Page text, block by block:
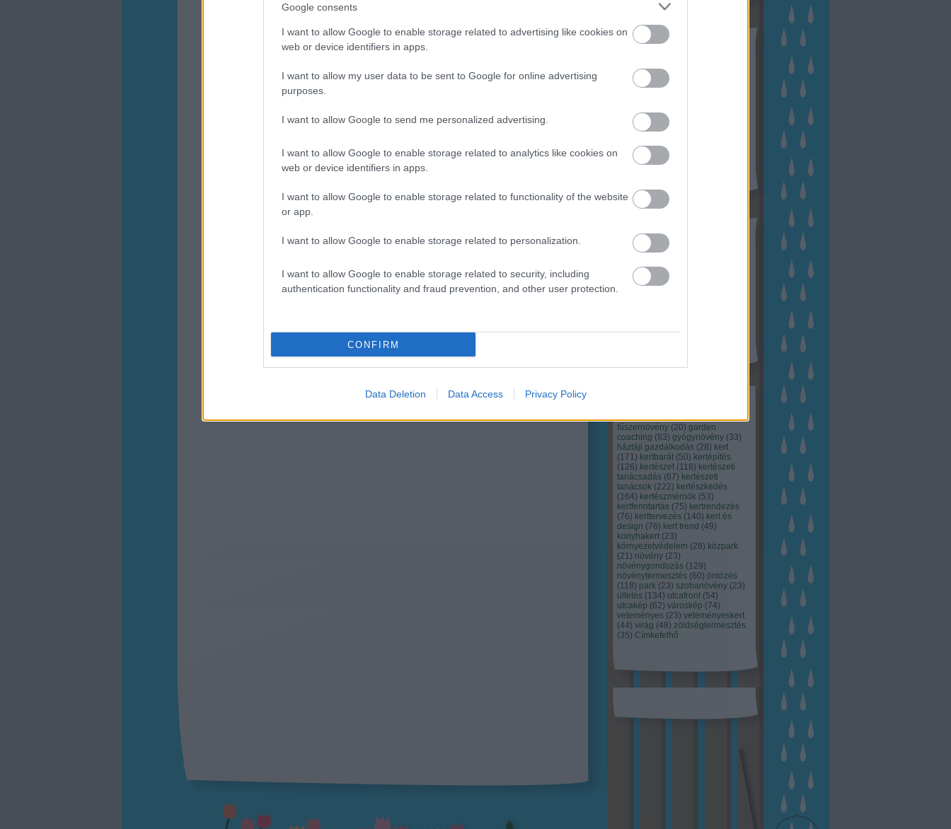
Google consents
I want to allow Google to enable storage related to advertising like cookies on
web or device identifiers in apps.
I want to allow my user data to be sent to Google for online advertising
purposes.
I want to allow Google to send me personalized advertising.
I want to allow Google to enable storage related to analytics like cookies on
web or device identifiers in apps.
I want to allow Google to enable storage related to functionality of the website
or app.
I want to allow Google to enable storage related to personalization.
I want to allow Google to enable storage related to security, including
authentication functionality and fraud prevention, and other user protection.
CONFIRM
Data Deletion Data Access Privacy Policy
Archívum
2022 október
2022 szeptember
2022 augusztus
2022 április
(3
2021 december
2021 augusztus
Tovább
...
Budapest (45) dísznövény (116)
fűszernövény (20) garden
coaching (83) gyógynövény (33)
háztáji gazdálkodás (28) kert
(171) kertbarát (50) kertépítés
(126) kertészet (118) kertészeti
tanácsadás (67) kertészeti
tanácsok (222) kertészkedés
(164) kertészmérnök (53)
kertfenntartás (75) kertrendezés
(76) kerttervezés (140) kert és
design (76) kert trend (49)
konyhakert (23)
környezetvédelem (28) közpark
(21) növény (23)
növénygondozás (129)
növénytermesztés (60) öntözés
(118) park (23) szobanövény (23)
ültetés (134) utcafront (54)
utcakép (62) városkép (74)
veteményes (23) veteményeskert
(44) virág (48) zöldségtermesztés
(35) Címkefelhő